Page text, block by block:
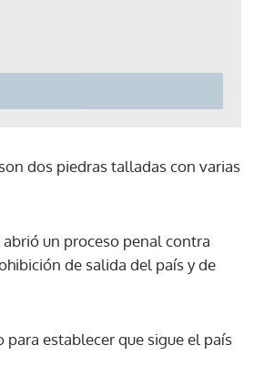
dos piedras talladas con varias
un proceso penal contra
de salida del país y de
para establecer que sigue el país